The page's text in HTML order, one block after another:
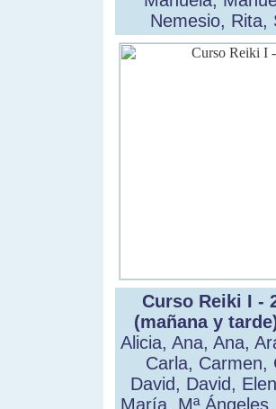
Nemesio, Rita,
Curso Reiki I -
(mañana y
Alicia, Ana, Ana,
Carla, Carmen,
David, David,
María, Mª